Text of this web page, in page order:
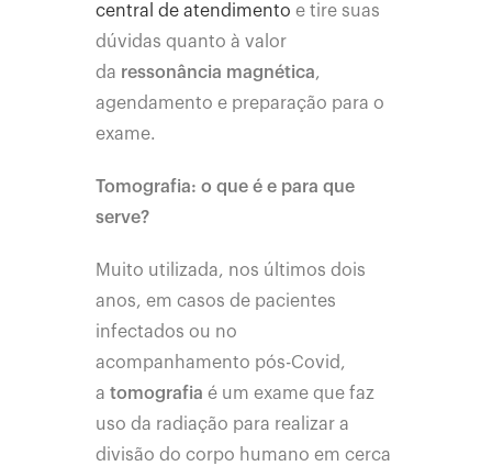
central de atendimento e tire suas
dúvidas quanto à valor
da ressonância magnética,
agendamento e preparação para o
exame.
Tomografia: o que é e para que
serve?
Muito utilizada, nos últimos dois
anos, em casos de pacientes
infectados ou no
acompanhamento pós-Covid,
atomografia é um exame que faz
uso da radiação para realizar a
divisão do corpo humano em cerca